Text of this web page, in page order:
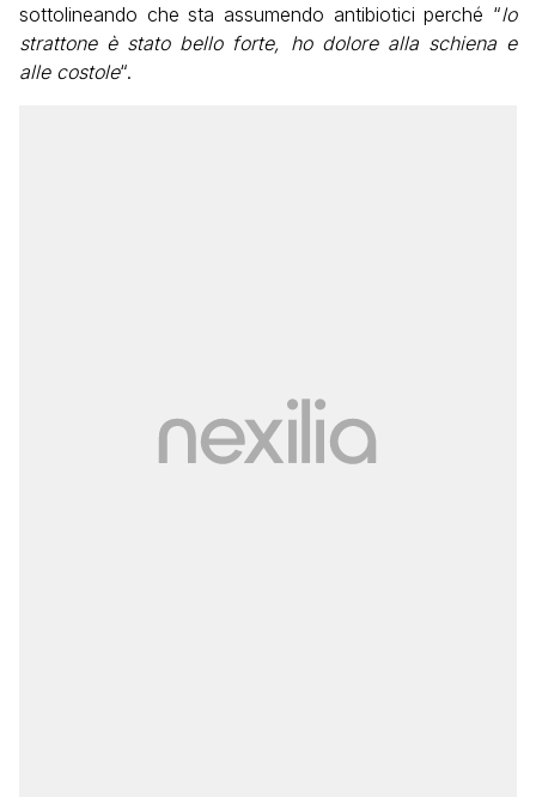
sottolineando che sta assumendo antibiotici perché “lo
strattone è stato bello forte, ho dolore alla schiena e
alle costole“.